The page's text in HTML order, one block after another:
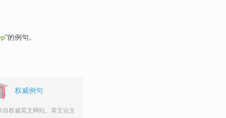
"的例句。
权威例句
自权威英文网站、英文论文